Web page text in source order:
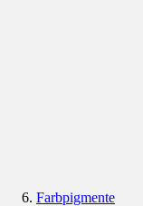
Farbpigmente